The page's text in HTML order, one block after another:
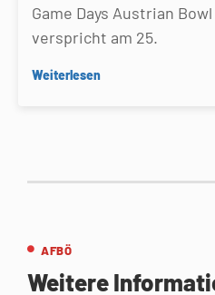
Game Days Austrian
verspricht am 25.
Weiterlesen
AFBÖ
Weitere